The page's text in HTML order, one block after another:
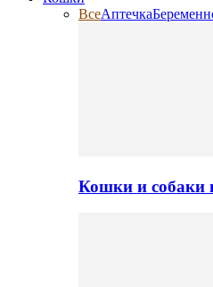
ВсеАптечка
Кошки и собаки